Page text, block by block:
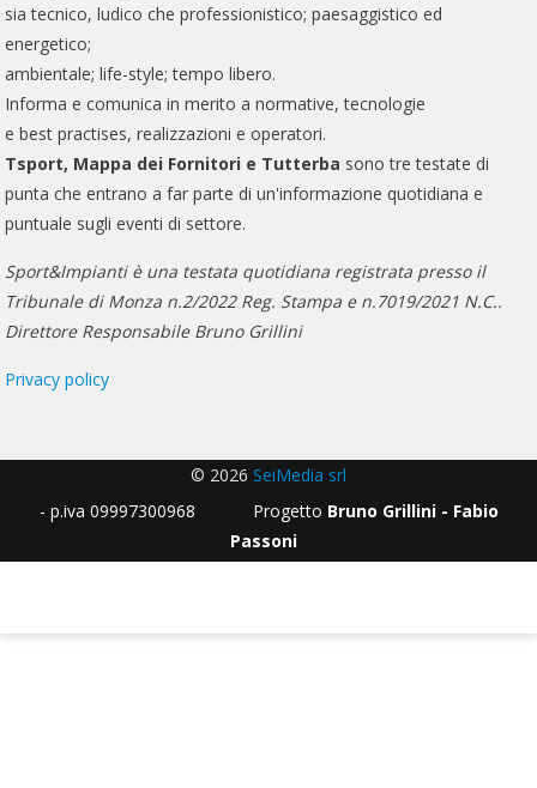
sia tecnico, ludico che professionistico; paesaggistico ed
energetico;
ambientale; life-style; tempo libero.
Informa e comunica in merito a normative, tecnologie
e best practises, realizzazioni e operatori.
Tsport, Mappa dei Fornitori e Tutterba sono tre testate di
punta che entrano a far parte di un'informazione quotidiana e
puntuale sugli eventi di settore.
Sport&Impianti è una testata quotidiana registrata presso il
Tribunale di Monza n.2/2022 Reg. Stampa e n.7019/2021 N.C..
Direttore Responsabile Bruno Grillini
Privacy policy
© 2026 SeiMedia srl
- p.iva 09997300968 Progetto Bruno Grillini - Fabio
Passoni